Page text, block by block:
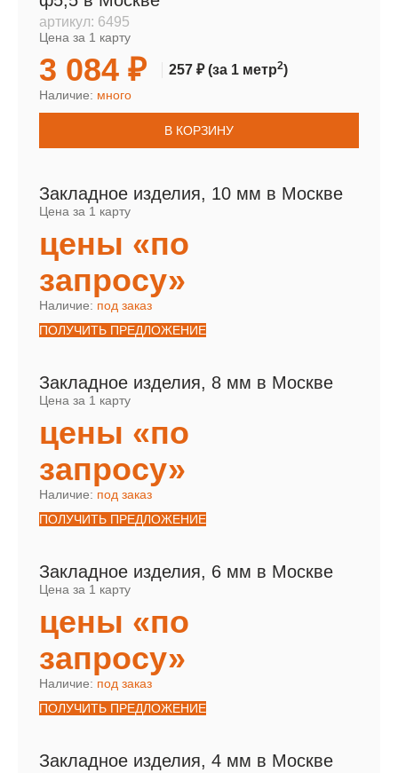
артикул: 6495
Цена за 1 карту
3 084 ₽ 257 ₽(за 1 метр2)
Наличие: много
В КОРЗИНУ
Закладное изделия, 10 мм в Москве
Цена за 1 карту
цены «по
запросу»
Наличие: под заказ
ПОЛУЧИТЬ ПРЕДЛОЖЕНИЕ
Закладное изделия, 8 мм в Москве
Цена за 1 карту
цены «по
запросу»
Наличие: под заказ
ПОЛУЧИТЬ ПРЕДЛОЖЕНИЕ
Закладное изделия, 6 мм в Москве
Цена за 1 карту
цены «по
запросу»
Наличие: под заказ
ПОЛУЧИТЬ ПРЕДЛОЖЕНИЕ
Закладное изделия, 4 мм в Москве